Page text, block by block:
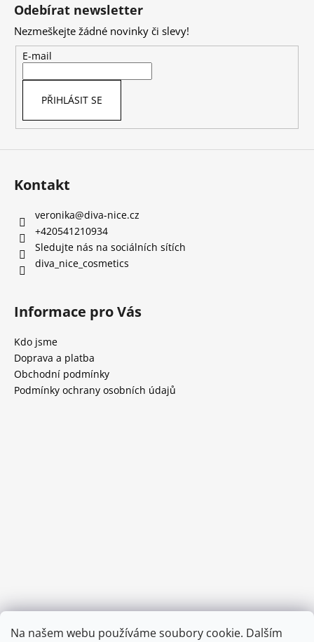
Na našem webu používáme soubory cookie. Dalším
Odebírat newsletter
Nezmeškejte žádné novinky či slevy!
E-mail
PŘIHLÁSIT SE
Kontakt
veronika@diva-nice.cz
+420541210934
Sledujte nás na sociálních sítích
diva_nice_cosmetics
Informace pro Vás
Kdo jsme
Doprava a platba
Obchodní podmínky
Podmínky ochrany osobních údajů
Provozní doba: